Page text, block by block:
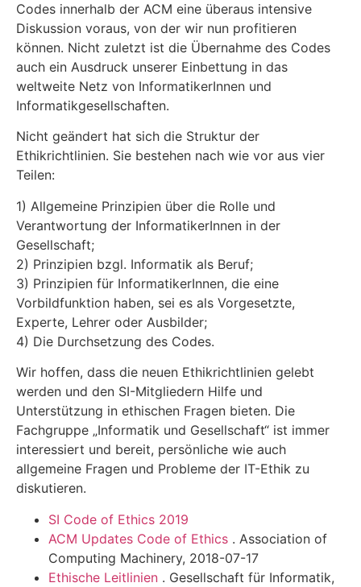
Codes innerhalb der ACM eine überaus intensive
Diskussion voraus, von der wir nun profitieren
können. Nicht zuletzt ist die Übernahme des Codes
auch ein Ausdruck unserer Einbettung in das
weltweite Netz von InformatikerInnen und
Informatikgesellschaften.
Nicht geändert hat sich die Struktur der
Ethikrichtlinien. Sie bestehen nach wie vor aus vier
Teilen:
1) Allgemeine Prinzipien über die Rolle und
Verantwortung der InformatikerInnen in der
Gesellschaft;
2) Prinzipien bzgl. Informatik als Beruf;
3) Prinzipien für InformatikerInnen, die eine
Vorbildfunktion haben, sei es als Vorgesetzte,
Experte, Lehrer oder Ausbilder;
4) Die Durchsetzung des Codes.
Wir hoffen, dass die neuen Ethikrichtlinien gelebt
werden und den SI-Mitgliedern Hilfe und
Unterstützung in ethischen Fragen bieten. Die
Fachgruppe „Informatik und Gesellschaft“ ist immer
interessiert und bereit, persönliche wie auch
allgemeine Fragen und Probleme der IT-Ethik zu
diskutieren.
SI Code of Ethics 2019
ACM Updates Code of Ethics . Association of
Computing Machinery, 2018-07-17
Ethische Leitlinien . Gesellschaft für Informatik,